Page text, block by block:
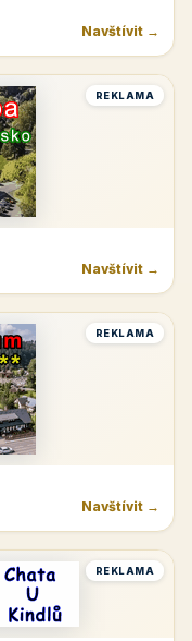
Navštívit →
REKLAMA
Navštívit →
REKLAMA
Navštívit →
REKLAMA